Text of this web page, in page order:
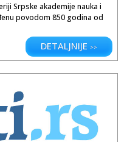
države. Istovremeno se
prosvetiteljskim radom,
osnove verske i
pouke da bi se vratio na
Goru 1217. godine. Sava je
1219. godine autokefalnost
za prvog srpskog
Ostao je arhiepiskop
do 1233. godine da bi ga
zamenio njegov učenik
Srpske akademije nauka i
povodom 850 godina od
DETALJNIJE >>